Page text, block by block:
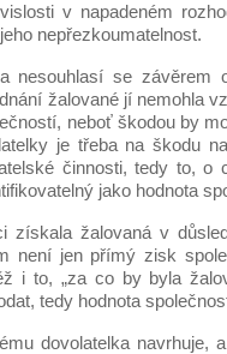
v napadeném
nepřezkoumatelnost.
nesouhlasí se závěrem
žalované jí nemohla
neboť škodou by
je třeba na škodu
činnosti, tedy to, o
jako hodnota
získala žalovaná v
není jen přímý zisk
i to, „za co by byla
tedy hodnota
dovolatelka navrhuje,